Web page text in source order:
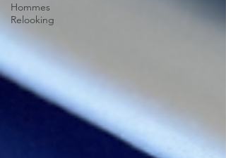
Hommes
Relooking